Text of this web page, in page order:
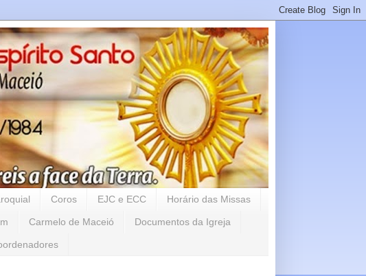
Coros EJC e ECC Horário das Missas
Carmelo de Maceió Documentos da Igreja